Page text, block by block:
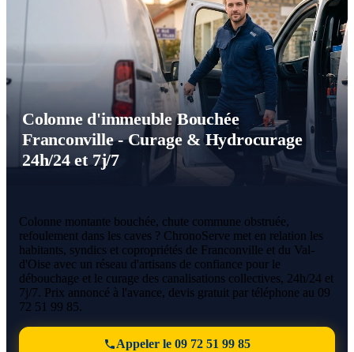
Colonne d'immeuble Bouchée
Franconville - Curage & Hydrocurage
24h/24 et 7j/7
Colonne montante bouchée, chute commune obstruée,
refoulement dans les caves ? ChronoServe met en relation les
habitants, syndics et copropriétés de Franconville et du Val-
d'Oise avec un réseau d'artisans de confiance pour le
débouchage et le curage des canalisations collectives, 24h/24 et
7j/7. Prix annoncé à l'avance, devis gratuit par téléphone au 09
72 51 99 85.
Appeler le 09 72 51 99 85